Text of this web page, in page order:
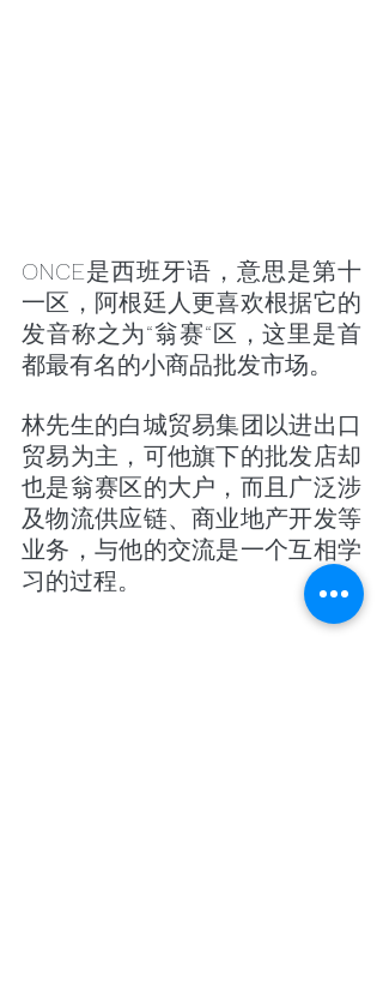
ONCE是西班牙语，意思是第十
一区，阿根廷人更喜欢根据它的
发音称之为“翁赛“区，这里是首
都最有名的小商品批发市场。
林先生的白城贸易集团以进出口
贸易为主，可他旗下的批发店却
也是翁赛区的大户，而且广泛涉
及物流供应链、商业地产开发等
业务，与他的交流是一个互相学
习的过程。